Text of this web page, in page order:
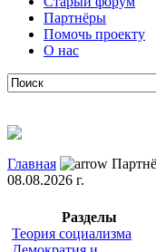
Партнёры
Помочь проекту
О нас
Главная
08.08.2026 г.
Разделы
Теория социализма